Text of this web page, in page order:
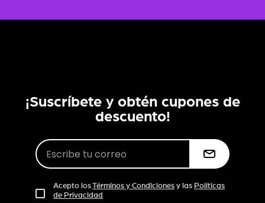
¡Suscríbete y obtén cupones de
descuento!
Acepto los Términos y Condiciones y las Políticas
de Privacidad